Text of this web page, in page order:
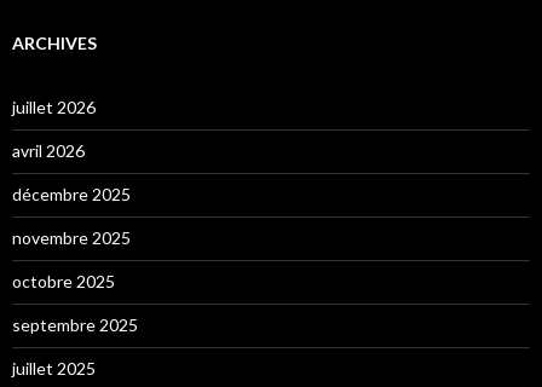
ARCHIVES
juillet 2026
avril 2026
décembre 2025
novembre 2025
octobre 2025
septembre 2025
juillet 2025